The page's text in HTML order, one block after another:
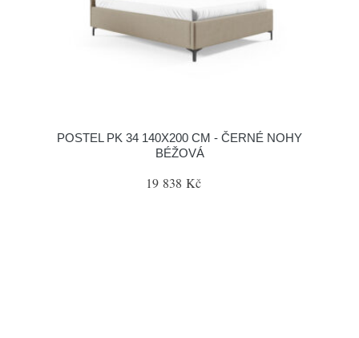
POSTEL PK 34 140X200 CM - ČERNÉ NOHY
BÉŽOVÁ
19 838 Kč